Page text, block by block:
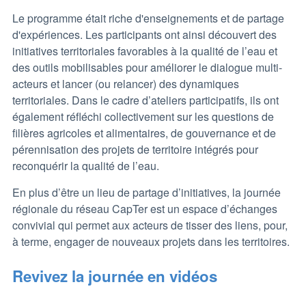
Le programme était riche d'enseignements et de partage
d'expériences. Les participants ont ainsi découvert des
initiatives territoriales favorables à la qualité de l’eau et
des outils mobilisables pour améliorer le dialogue multi-
acteurs et lancer (ou relancer) des dynamiques
territoriales. Dans le cadre d’ateliers participatifs, ils ont
également réfléchi collectivement sur les questions de
filières agricoles et alimentaires, de gouvernance et de
pérennisation des projets de territoire intégrés pour
reconquérir la qualité de l’eau.
En plus d’être un lieu de partage d’initiatives, la journée
régionale du réseau CapTer est un espace d’échanges
convivial qui permet aux acteurs de tisser des liens, pour,
à terme, engager de nouveaux projets dans les territoires.
Revivez la journée en vidéos